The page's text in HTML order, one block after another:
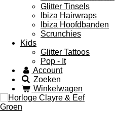
Glitter Tinsels
Ibiza Hairwraps
Ibiza Hoofdbanden
Scrunchies
Kids
Glitter Tattoos
Pop - It
Account
Zoeken
Winkelwagen